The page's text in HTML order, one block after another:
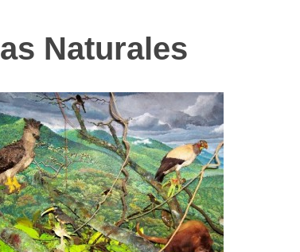
Naturales